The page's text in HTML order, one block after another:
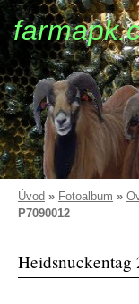
Úvod » Fotoalbum »
P7090012